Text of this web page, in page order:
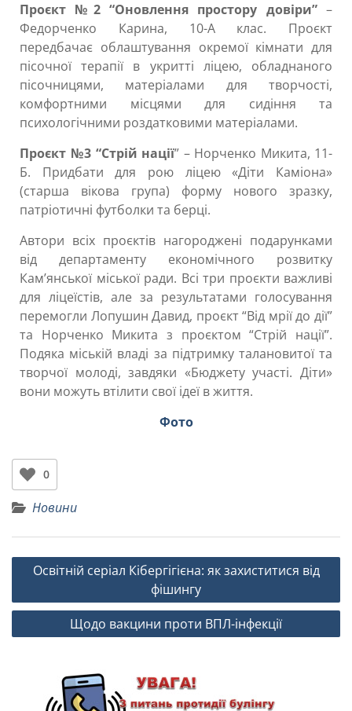
Проєкт №2 “Оновлення простору довіри”–
Федорченко Карина, 10-А клас. Проєкт
передбачає облаштування окремої кімнати для
пісочної терапії в укритті ліцею, обладнаного
пісочницями, матеріалами для творчості,
комфортними місцями для сидіння та
психологічними роздатковими матеріалами.
Проєкт №3 “Стрій нації” – Норченко Микита, 11-
Б. Придбати для рою ліцею «Діти Каміона»
(старша вікова група) форму нового зразку,
патріотичні футболки та берці.
Автори всіх проєктів нагороджені подарунками
від департаменту економічного розвитку
Кам’янської міської ради. Всі три проєкти важливі
для ліцеїстів, але за результатами голосування
перемогли Лопушин Давид, проєкт “Від мрії до дії”
та Норченко Микита з проєктом “Стрій нації”.
Подяка міській владі за підтримку талановитої та
творчої молоді, завдяки «Бюджету участі. Діти»
вони можуть втілити свої ідеї в життя.
Фото
0
Новини
Освітній серіал Кібергігієна: як захиститися від
фішингу
Щодо вакцини проти ВПЛ-інфекції